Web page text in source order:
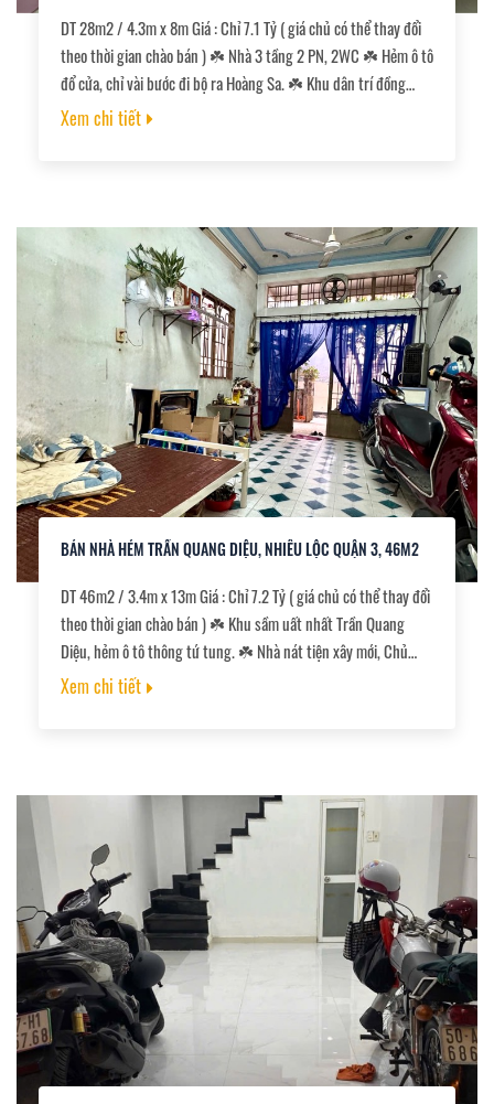
DT 28m2 / 4.3m x 8m Giá : Chỉ 7.1 Tỷ ( giá chủ có thể thay đổi
theo thời gian chào bán ) ☘️ Nhà 3 tầng 2 PN, 2WC ☘️ Hẻm ô tô
đổ cửa, chỉ vài bước đi bộ ra Hoàng Sa. ☘️ Khu dân trí đồng
đều, hẻm sạch, thoáng mát và cực kỳ an ninh. ☘️ Sổ hồng
Xem chi tiết
BÁN NHÀ HẺM TRẦN QUANG DIỆU, NHIÊU LỘC QUẬN 3, 46M2
DT 46m2 / 3.4m x 13m Giá : Chỉ 7.2 Tỷ ( giá chủ có thể thay đổi
theo thời gian chào bán ) ☘️ Khu sầm uất nhất Trần Quang
Diệu, hẻm ô tô thông tứ tung. ☘️ Nhà nát tiện xây mới, Chủ
thiện chí bán nhanh chia tài sản. ☘️ Khu phố thời trang, bán
Xem chi tiết